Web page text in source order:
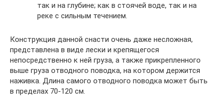
так и на глубине; как в стоячей воде, так и на
реке с сильным течением.
Конструкция данной снасти очень даже несложная,
представлена в виде лески и крепящегося
непосредственно к ней груза, а также прикрепленного
выше груза отводного поводка, на котором держится
наживка. Длина самого отводного поводка может быть
в пределах 70-120 см.